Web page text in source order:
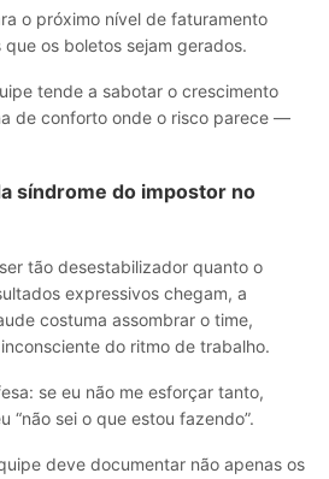
o próximo nível de faturamento
os boletos sejam gerados.
tende a sabotar o crescimento
de conforto onde o risco parece —
síndrome do impostor no
tão desestabilizador quanto o
expressivos chegam, a
costuma assombrar o time,
do ritmo de trabalho.
se eu não me esforçar tanto,
“não sei o que estou fazendo”.
deve documentar não apenas os